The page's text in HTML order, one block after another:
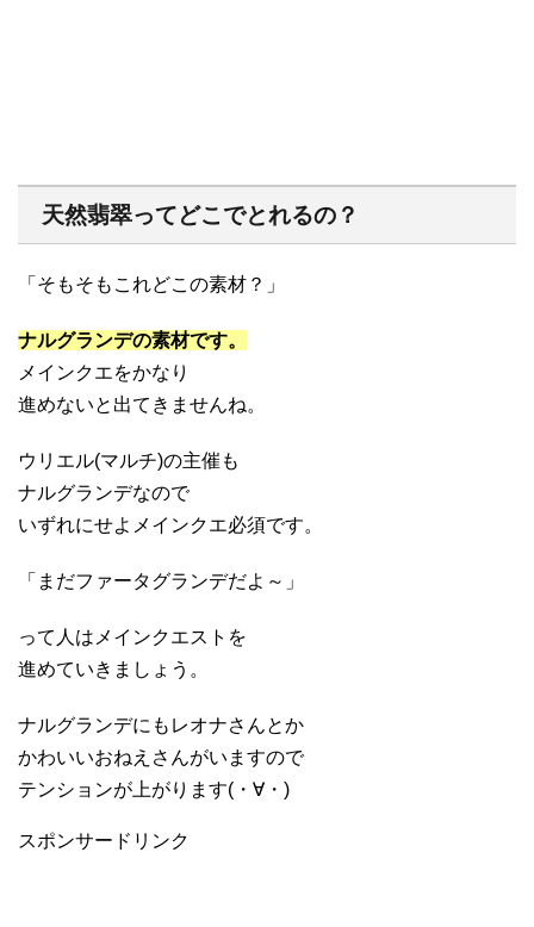
天然翡翠ってどこでとれるの？
「そもそもこれどこの素材？」
ナルグランデの素材です。
メインクエをかなり
進めないと出てきませんね。
ウリエル(マルチ)の主催も
ナルグランデなので
いずれにせよメインクエ必須です。
「まだファータグランデだよ～」
って人はメインクエストを
進めていきましょう。
ナルグランデにもレオナさんとか
かわいいおねえさんがいますので
テンションが上がります(・∀・)
スポンサードリンク